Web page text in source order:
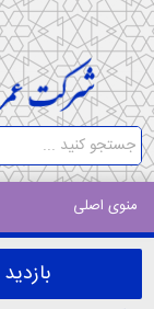
منوی اصلی